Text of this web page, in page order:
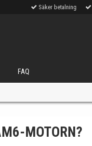
Säker betalning
FAQ
MOTORN?